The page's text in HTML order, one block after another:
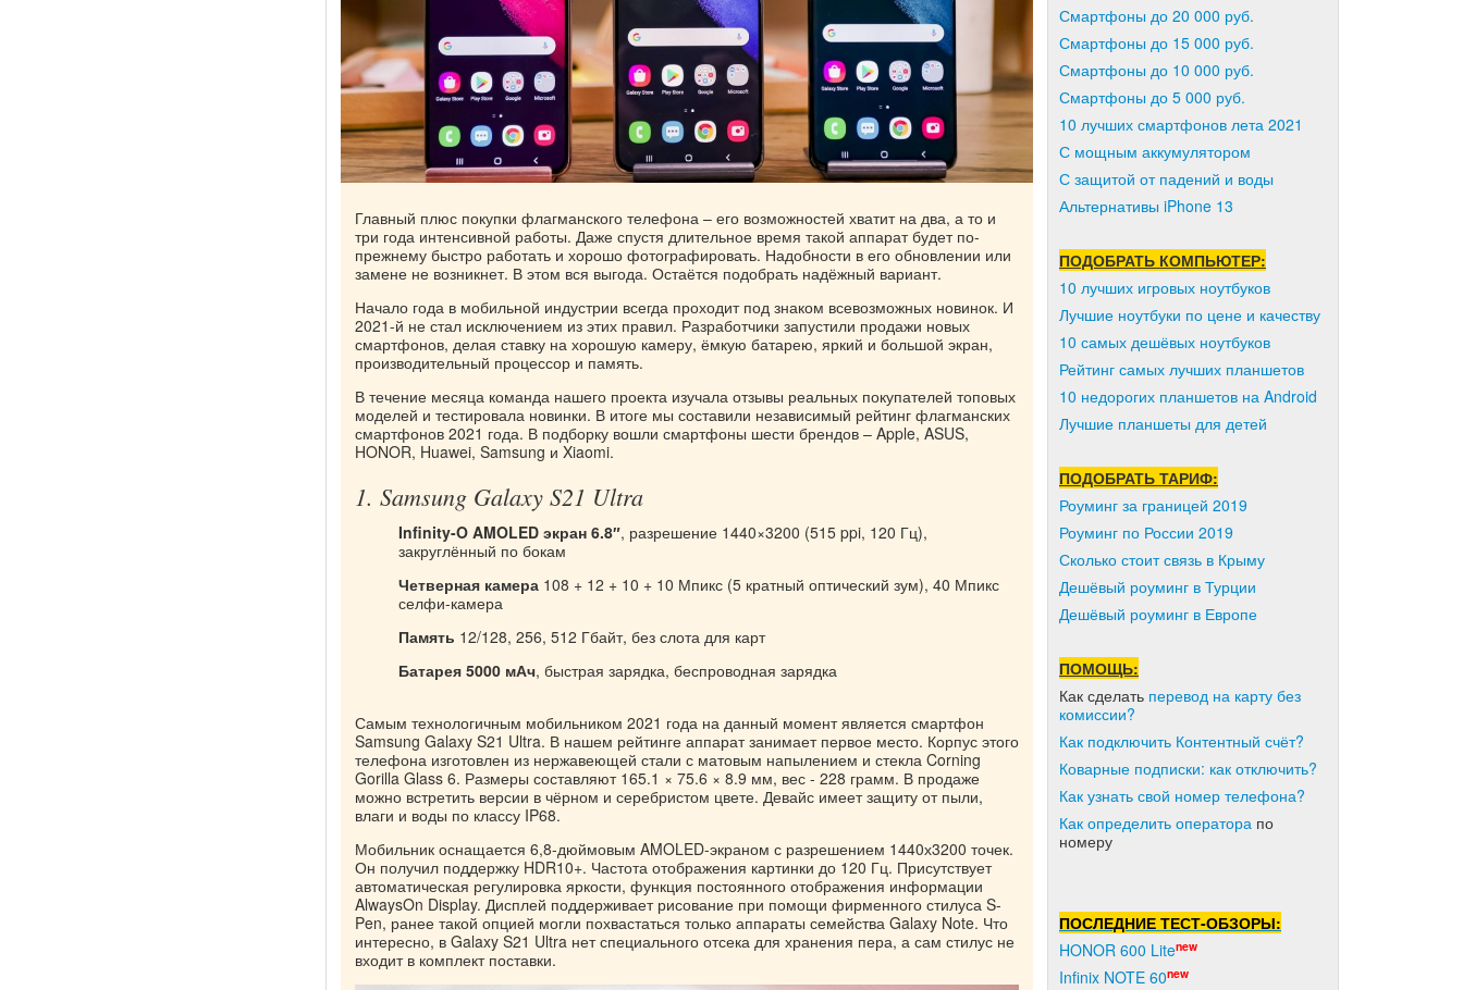
Главный плюс покупки флагманского телефона – его возможностей хватит на два, а то и
три года интенсивной работы. Даже спустя длительное время такой аппарат будет по-
прежнему быстро работать и хорошо фотографировать. Надобности в его обновлении или
замене не возникнет. В этом вся выгода. Остаётся подобрать надёжный вариант.
Начало года в мобильной индустрии всегда проходит под знаком всевозможных новинок. И
2021-й не стал исключением из этих правил. Разработчики запустили продажи новых
смартфонов, делая ставку на хорошую камеру, ёмкую батарею, яркий и большой экран,
производительный процессор и память.
В течение месяца команда нашего проекта изучала отзывы реальных покупателей топовых
моделей и тестировала новинки. В итоге мы составили независимый рейтинг флагманских
смартфонов 2021 года. В подборку вошли смартфоны шести брендов – Apple, ASUS,
HONOR, Huawei, Samsung и Xiaomi.
1. Samsung Galaxy S21 Ultra
Infinity-O AMOLED экран 6.8″, разрешение 1440×3200 (515 ppi, 120 Гц),
закруглённый по бокам
Четверная камера 108 + 12 + 10 + 10 Мпикс (5 кратный оптический зум), 40 Мпикс
селфи-камера
Память 12/128, 256, 512 Гбайт, без слота для карт
Батарея 5000 мАч, быстрая зарядка, беспроводная зарядка
Самым технологичным мобильником 2021 года на данный момент является смартфон
Samsung Galaxy S21 Ultra. В нашем рейтинге аппарат занимает первое место. Корпус этого
телефона изготовлен из нержавеющей стали с матовым напылением и стекла Corning
Gorilla Glass 6. Размеры составляют 165.1 × 75.6 × 8.9 мм, вес - 228 грамм. В продаже
можно встретить версии в чёрном и серебристом цвете. Девайс имеет защиту от пыли,
влаги и воды по классу IP68.
Мобильник оснащается 6,8-дюймовым AMOLED-экраном с разрешением 1440х3200 точек.
Он получил поддержку HDR10+. Частота отображения картинки до 120 Гц. Присутствует
автоматическая регулировка яркости, функция постоянного отображения информации
AlwaysOn Display. Дисплей поддерживает рисование при помощи фирменного стилуса S-
Pen, ранее такой опцией могли похвастаться только аппараты семейства Galaxy Note. Что
интересно, в Galaxy S21 Ultra нет специального отсека для хранения пера, а сам стилус не
входит в комплект поставки.
Смартфоны до 20 000 руб.
Смартфоны до 15 000 руб.
Смартфоны до 10 000 руб.
Смартфоны до 5 000 руб.
10 лучших смартфонов лета 2021
С мощным аккумулятором
С защитой от падений и воды
Альтернативы iPhone 13
ПОДОБРАТЬ КОМПЬЮТЕР:
10 лучших игровых ноутбуков
Лучшие ноутбуки по цене и качеству
10 самых дешёвых ноутбуков
Рейтинг самых лучших планшетов
10 недорогих планшетов на Android
Лучшие планшеты для детей
ПОДОБРАТЬ ТАРИФ:
Роуминг за границей 2019
Роуминг по России 2019
Сколько стоит связь в Крыму
Дешёвый роуминг в Турции
Дешёвый роуминг в Европе
ПОМОЩЬ:
Как сделать перевод на карту без
комиссии?
Как подключить Контентный счёт?
Коварные подписки: как отключить?
Как узнать свой номер телефона?
Как определить оператора по
номеру
ПОСЛЕДНИЕ ТЕСТ-ОБЗОРЫ:
HONOR 600 Litenew
Infinix NOTE 60new